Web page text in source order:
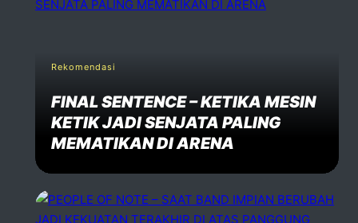
Rekomendasi
FINAL SENTENCE – KETIKA MESIN
KETIK JADI SENJATA PALING
MEMATIKAN DI ARENA